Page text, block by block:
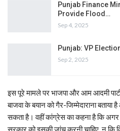
Punjab Finance
Provide Flood…
Sep 4, 2025
Punjab: VP Election
Sep 2, 2025
इस पूरे मामले पर भाजपा और आम आदमी
बाजवा के बयान को गैर-जिम्मेदाराना
सकता है। वहीं कांग्रेस का कहना है कि अगर
सरकार को इसकी जांच करनी चाहिए, न कि